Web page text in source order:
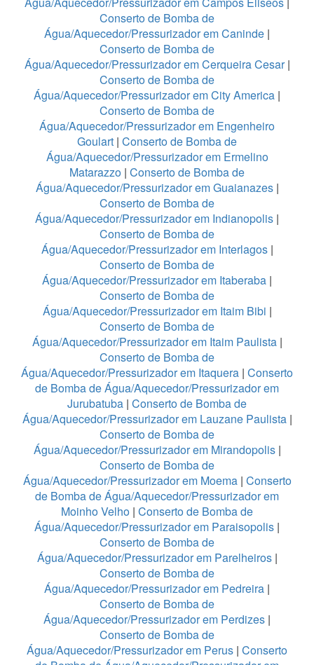
Conserto de Bomba de
Água/Aquecedor/Pressurizador em Caninde |
Conserto de Bomba de
Água/Aquecedor/Pressurizador em Cerqueira Cesar|
Conserto de Bomba de
Água/Aquecedor/Pressurizador em City America |
Conserto de Bomba de
Água/Aquecedor/Pressurizador em Engenheiro
Goulart | Conserto de Bomba de
Água/Aquecedor/Pressurizador em Ermelino
Matarazzo | Conserto de Bomba de
Água/Aquecedor/Pressurizador em Guaianazes|
Conserto de Bomba de
Água/Aquecedor/Pressurizador em Indianopolis |
Conserto de Bomba de
Água/Aquecedor/Pressurizador em Interlagos|
Conserto de Bomba de
Água/Aquecedor/Pressurizador em Itaberaba |
Conserto de Bomba de
Água/Aquecedor/Pressurizador em Itaim Bibi |
Conserto de Bomba de
Água/Aquecedor/Pressurizador em Itaim Paulista |
Conserto de Bomba de
Água/Aquecedor/Pressurizador em Itaquera | Conserto
de Bomba de Água/Aquecedor/Pressurizador em
Jurubatuba | Conserto de Bomba de
Água/Aquecedor/Pressurizador em Lauzane Paulista |
Conserto de Bomba de
Água/Aquecedor/Pressurizador em Mirandopolis|
Conserto de Bomba de
Água/Aquecedor/Pressurizador em Moema| Conserto
de Bomba de Água/Aquecedor/Pressurizador em
Moinho Velho | Conserto de Bomba de
Água/Aquecedor/Pressurizador em Paraisopolis |
Conserto de Bomba de
Água/Aquecedor/Pressurizador em Parelheiros|
Conserto de Bomba de
Água/Aquecedor/Pressurizador em Pedreira |
Conserto de Bomba de
Água/Aquecedor/Pressurizador em Perdizes |
Conserto de Bomba de
Água/Aquecedor/Pressurizador em Perus | Conserto